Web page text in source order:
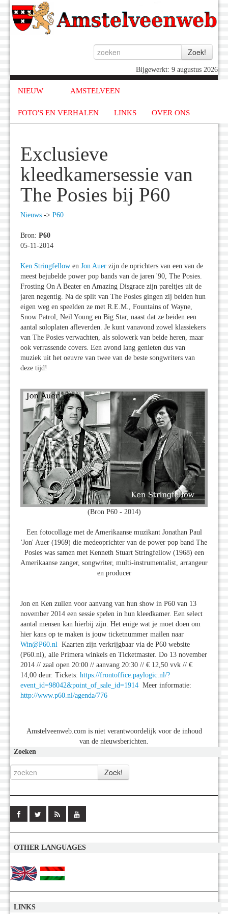
Bijgewerkt: 9 augustus 2026
NIEUW AMSTELVEEN
FOTO'S EN VERHALEN LINKS OVER ONS
Exclusieve
kleedkamersessie van
The Posies bij P60
Nieuws -> P60
Bron: P60
05-11-2014
Ken Stringfellow en Jon Auer zijn de oprichters van een van de
meest bejubelde power pop bands van de jaren '90, The Posies.
Frosting On A Beater en Amazing Disgrace zijn pareltjes uit de
jaren negentig. Na de split van The Posies gingen zij beiden hun
eigen weg en speelden ze met R.E.M., Fountains of Wayne,
Snow Patrol, Neil Young en Big Star, naast dat ze beiden een
aantal soloplaten afleverden. Je kunt vanavond zowel klassiekers
van The Posies verwachten, als solowerk van beide heren, maar
ook verrassende covers. Een avond lang genieten dus van
muziek uit het oeuvre van twee van de beste songwriters van
deze tijd!
(Bron P60 - 2014)
Een fotocollage met de Amerikaanse muzikant Jonathan Paul
'Jon' Auer (1969) die medeoprichter van de power pop band The
Posies was samen met Kenneth Stuart Stringfellow (1968) een
Amerikaanse zanger, songwriter, multi-instrumentalist, arrangeur
en producer
Jon en Ken zullen voor aanvang van hun show in P60 van 13
november 2014 een sessie spelen in hun kleedkamer. Een select
aantal mensen kan hierbij zijn. Het enige wat je moet doen om
hier kans op te maken is jouw ticketnummer mailen naar
Win@P60.nl
Kaarten zijn verkrijgbaar via de P60 website
(P60.nl), alle Primera winkels en Ticketmaster. Do 13 november
2014 // zaal open 20:00 // aanvang 20:30 // € 12,50 vvk // €
14,00 deur. Tickets: https://frontoffice.paylogic.nl/?
event_id=98042&point_of_sale_id=1914 Meer informatie:
http://www.p60.nl/agenda/776
Amstelveenweb.com is niet verantwoordelijk voor de inhoud
van de nieuwsberichten.
Zoeken
OTHER LANGUAGES
LINKS